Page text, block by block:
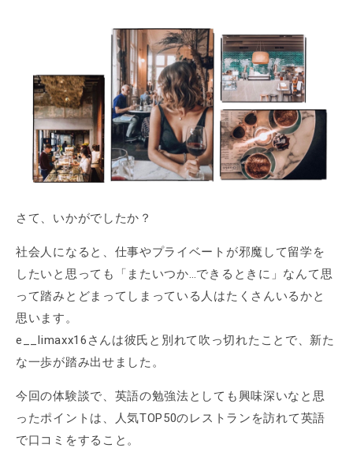
さて、いかがでしたか？
社会人になると、仕事やプライベートが邪魔して留学を
したいと思っても「またいつか…できるときに」なんて思
って踏みとどまってしまっている人はたくさんいるかと
思います。
e__limaxx16さんは彼氏と別れて吹っ切れたことで、新た
な一歩が踏み出せました。
今回の体験談で、英語の勉強法としても興味深いなと思
ったポイントは、人気TOP50のレストランを訪れて英語
で口コミをすること。